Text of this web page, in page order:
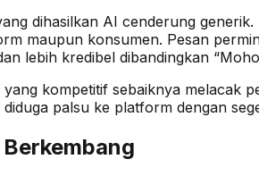
dihasilkan AI cenderung
maupun konsumen. Pesan
lebih kredibel dibandingkan
kompetitif sebaiknya
palsu ke platform dengan